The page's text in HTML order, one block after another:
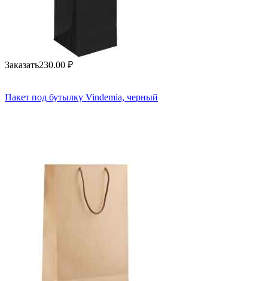
Заказать230.00 ₽
Пакет под бутылку Vindemia, черный